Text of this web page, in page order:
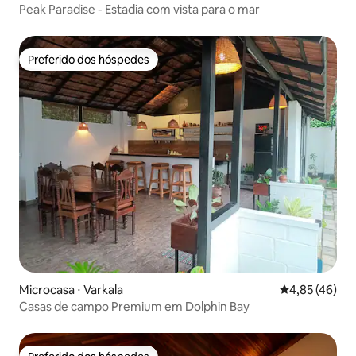
Peak Paradise - Estadia com vista para o mar
Preferido dos hóspedes
Preferido dos hóspedes
Microcasa ⋅ Varkala 4,85 de uma
4,85 (46)
Casas de campo Premium em Dolphin Bay